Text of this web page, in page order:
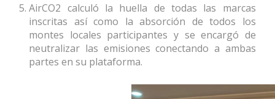
AirCO2 calculó la huella de todas las marcas
inscritas así como la absorción de todos los
montes locales participantes y se encargó de
neutralizar las emisiones conectando a ambas
partes en su plataforma.